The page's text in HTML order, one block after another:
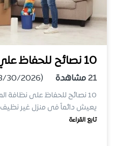
10 نصائح للحفاظ علي نظافة المنزل
21 مشاهدة (3/30/2026)
10 نصائح للحفاظ على نظافة
يعيش دائماً فى منزل غير نظيف
تابع القراءة